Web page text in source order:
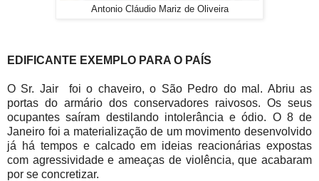
Antonio Cláudio Mariz de Oliveira
EDIFICANTE EXEMPLO PARA O PAÍS
O Sr. Jair foi o chaveiro, o São Pedro do mal. Abriu as
portas do armário dos conservadores raivosos. Os seus
ocupantes saíram destilando intolerância e ódio. O 8 de
Janeiro foi a materialização de um movimento desenvolvido
já há tempos e calcado em ideias reacionárias expostas
com agressividade e ameaças de violência, que acabaram
por se concretizar.